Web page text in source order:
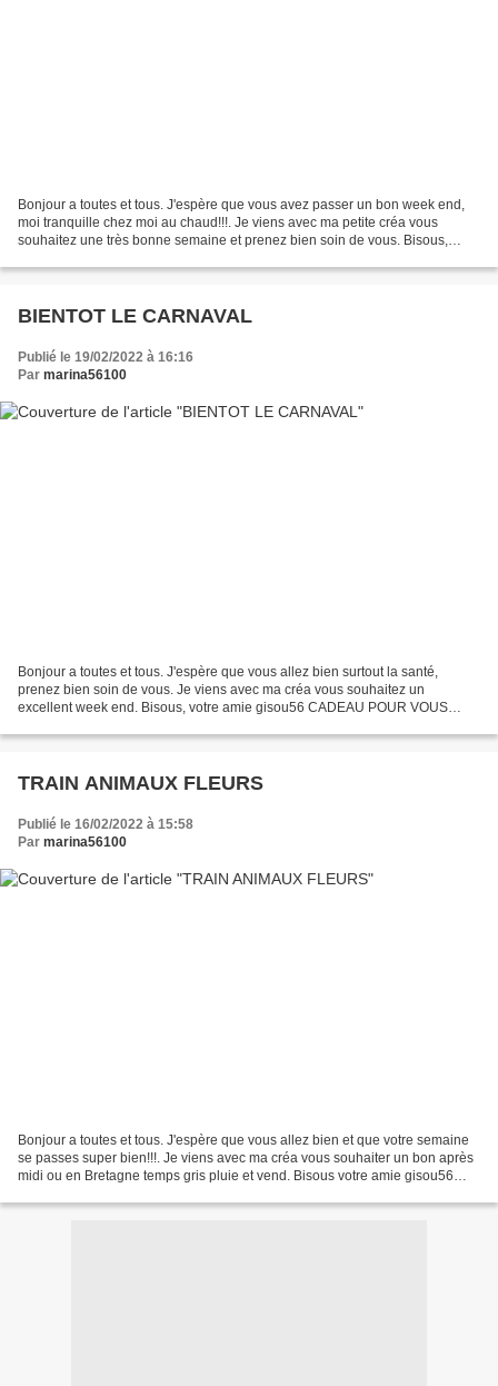
Bonjour a toutes et tous. J'espère que vous avez passer un bon week end,
moi tranquille chez moi au chaud!!!. Je viens avec ma petite créa vous
souhaitez une très bonne semaine et prenez bien soin de vous. Bisous,
BIENTOT LE CARNAVAL
Publié le 19/02/2022 à 16:16
Par marina56100
Bonjour a toutes et tous. J'espère que vous allez bien surtout la santé,
prenez bien soin de vous. Je viens avec ma créa vous souhaitez un
excellent week end. Bisous, votre amie gisou56 CADEAU POUR VOUS
TRAIN ANIMAUX FLEURS
Publié le 16/02/2022 à 15:58
Par marina56100
Bonjour a toutes et tous. J'espère que vous allez bien et que votre semaine
se passes super bien!!!. Je viens avec ma créa vous souhaiter un bon après
midi ou en Bretagne temps gris pluie et vend. Bisous votre amie gisou56